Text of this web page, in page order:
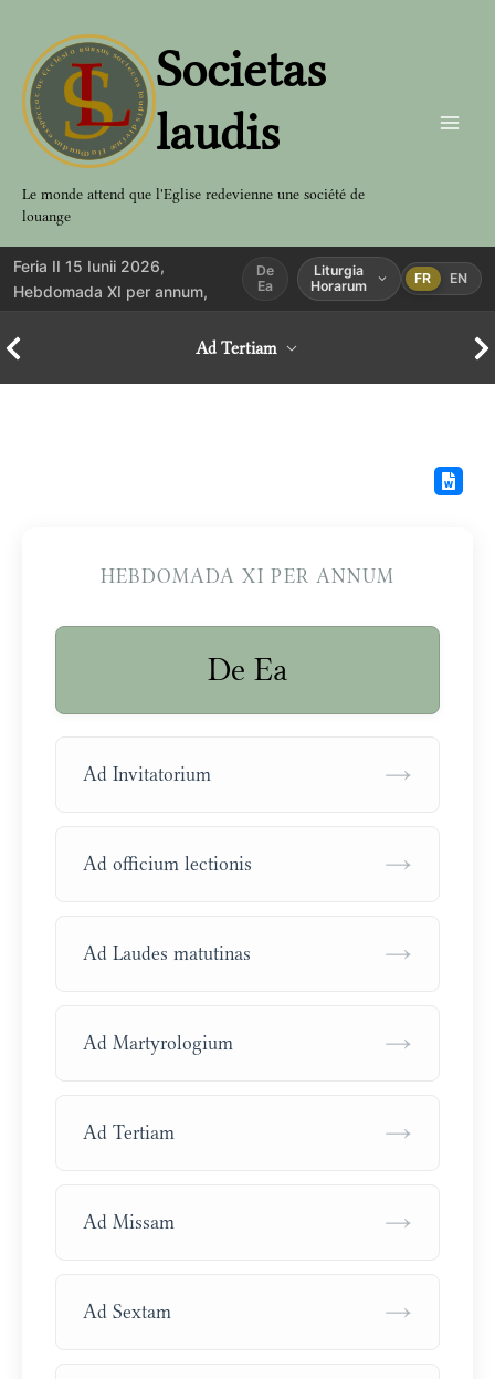
contenu
Societas
laudis
Le monde attend que l'Eglise redevienne une société de
louange
Feria II 15 Iunii 2026,
Hebdomada XI per annum,
De
Ea
Liturgia
Horarum
FR EN
Ad Tertiam
HEBDOMADA XI PER ANNUM
De Ea
Ad Invitatorium →
Ad officium lectionis →
Ad Laudes matutinas →
Ad Martyrologium →
Ad Tertiam →
Ad Missam →
Ad Sextam →